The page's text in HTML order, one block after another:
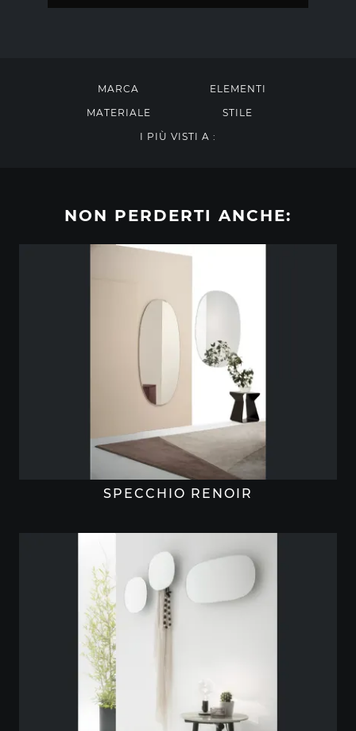
MARCA
ELEMENTI
MATERIALE
STILE
I PIÙ VISTI A :
NON PERDERTI ANCHE:
SPECCHIO RENOIR